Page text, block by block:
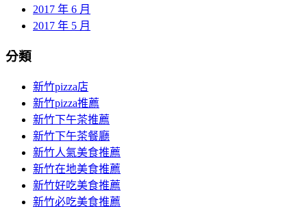
2017 年 6 月
2017 年 5 月
分類
新竹pizza店
新竹pizza推薦
新竹下午茶推薦
新竹下午茶餐廳
新竹人氣美食推薦
新竹在地美食推薦
新竹好吃美食推薦
新竹必吃美食推薦